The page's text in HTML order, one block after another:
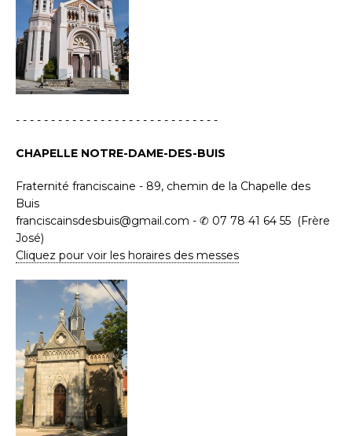
- - - - - - - - - - - - - - - - - - - - - - - - - - - - -
CHAPELLE NOTRE-DAME-DES-BUIS
Fraternité franciscaine - 89, chemin de la Chapelle des
Buis
franciscainsdesbuis@gmail.com - ✆ 07 78 41 64 55 (Frère
José)
Cliquez pour voir les horaires des messes